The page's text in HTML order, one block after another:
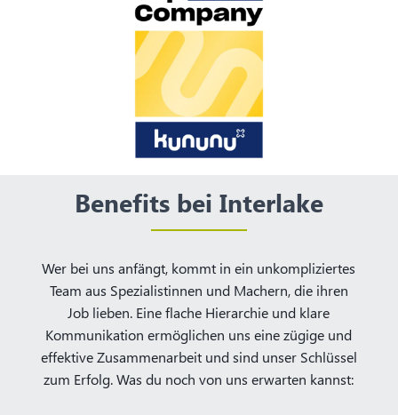
Benefits bei Interlake
Wer bei uns anfängt, kommt in ein unkompliziertes
Team aus Spezialistinnen und Machern, die ihren
Job lieben. Eine flache Hierarchie und klare
Kommunikation ermöglichen uns eine zügige und
effektive Zusammenarbeit und sind unser Schlüssel
zum Erfolg. Was du noch von uns erwarten kannst: